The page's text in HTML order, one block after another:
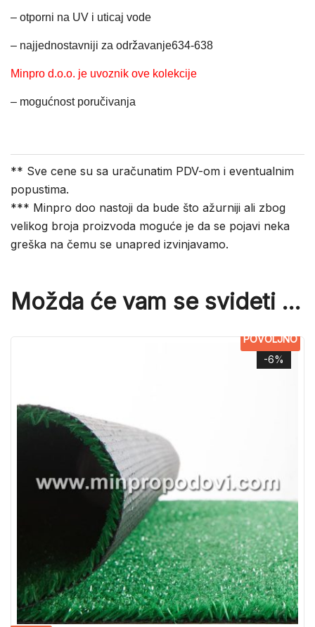
– otporni na UV i uticaj vode
– najjednostavniji za održavanje634-638
Minpro d.o.o. je uvoznik ove kolekcije
– mogućnost poručivanja
** Sve cene su sa uračunatim PDV-om i eventualnim
popustima.
*** Minpro doo nastoji da bude što ažurniji ali zbog
velikog broja proizvoda moguće je da se pojavi neka
greška na čemu se unapred izvinjavamo.
Možda će vam se svideti …
-6%
POVOLJNO